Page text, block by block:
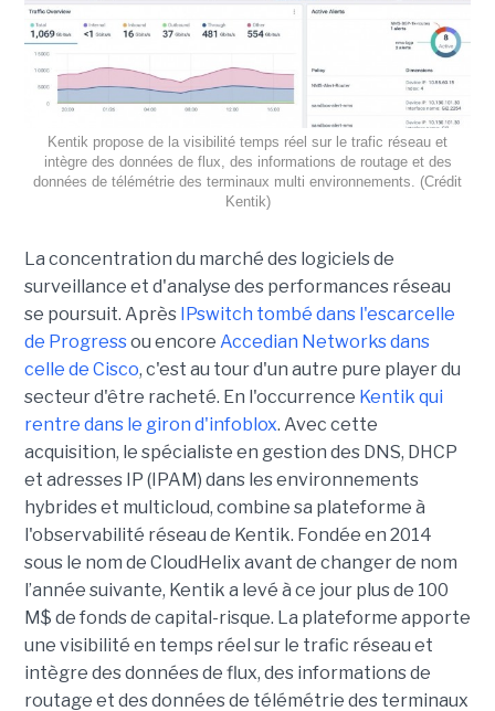
Kentik propose de la visibilité temps réel sur le trafic réseau et
intègre des données de flux, des informations de routage et des
données de télémétrie des terminaux multi environnements. (Crédit
Kentik)
La concentration du marché des logiciels de
surveillance et d'analyse des performances réseau
se poursuit. Après IPswitch tombé dans l'escarcelle
de Progressou encore Accedian Networks dans
celle de Cisco, c'est au tour d'un autre pure player du
secteur d'être racheté. En l'occurrence Kentik qui
rentre dans le giron d'infoblox. Avec cette
acquisition, le spécialiste en gestion des DNS, DHCP
et adresses IP (IPAM) dans les environnements
hybrides et multicloud, combine sa plateforme à
l'observabilité réseau de Kentik. Fondée en 2014
sous le nom de CloudHelix avant de changer de nom
l’année suivante, Kentik a levé à ce jour plus de 100
M$ de fonds de capital-risque. La plateforme apporte
une visibilité en temps réel sur le trafic réseau et
intègre des données de flux, des informations de
routage et des données de télémétrie des terminaux